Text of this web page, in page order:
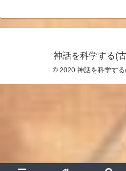
神話を科学する(
© 2020 神話を科学する